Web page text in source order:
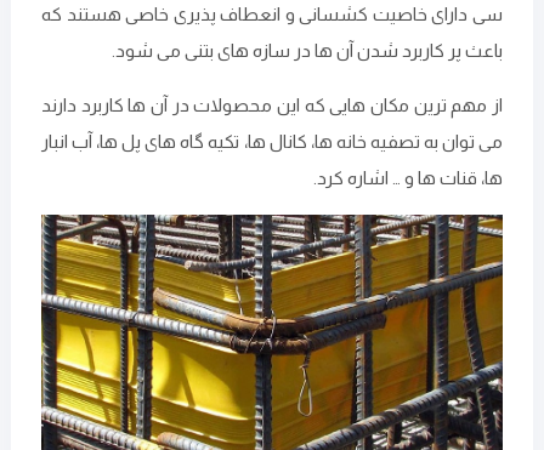
سی دارای خاصیت کشسانی و انعطاف پذیری خاصی هستند که
باعث پر کاربرد شدن آن ها در سازه های بتنی می شود.
از مهم ترین مکان هایی که این محصولات در آن ها کاربرد دارند
می توان به تصفیه خانه ها، کانال ها، تکیه گاه های پل ها، آب انبار
ها، قنات ها و … اشاره کرد.